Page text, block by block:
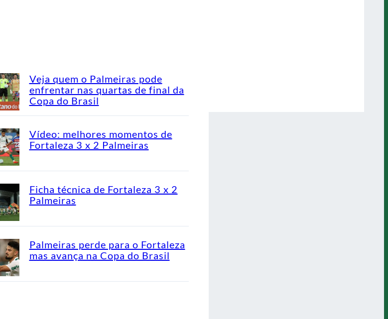
Veja quem o Palmeiras pode
enfrentar nas quartas de final da
Copa do Brasil
Vídeo: melhores momentos de
Fortaleza 3 x 2 Palmeiras
Ficha técnica de Fortaleza 3 x 2
Palmeiras
Palmeiras perde para o Fortaleza
mas avança na Copa do Brasil